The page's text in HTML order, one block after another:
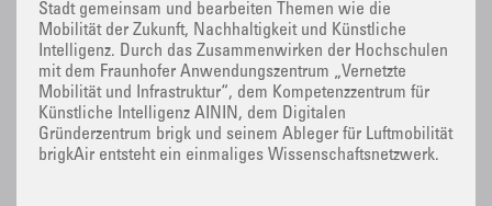
Stadt gemeinsam und bearbeiten Themen wie die
Mobilität der Zukunft, Nachhaltigkeit und Künstliche
Intelligenz. Durch das Zusammenwirken der Hochschulen
mit dem Fraunhofer Anwendungszentrum „Vernetzte
Mobilität und Infrastruktur“, dem Kompetenzzentrum für
Künstliche Intelligenz AININ, dem Digitalen
Gründerzentrum brigk und seinem Ableger für Luftmobilität
brigkAir entsteht ein einmaliges Wissenschaftsnetzwerk.